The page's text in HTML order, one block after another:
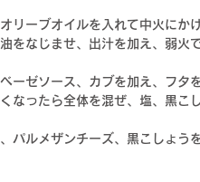
リーブオイルを入れて中火にか
をなじませ、出汁を加え、弱火
ーゼソース、カブを加え、フタ
なったら全体を混ぜ、塩、黒こ
パルメザンチーズ、黒こしょう